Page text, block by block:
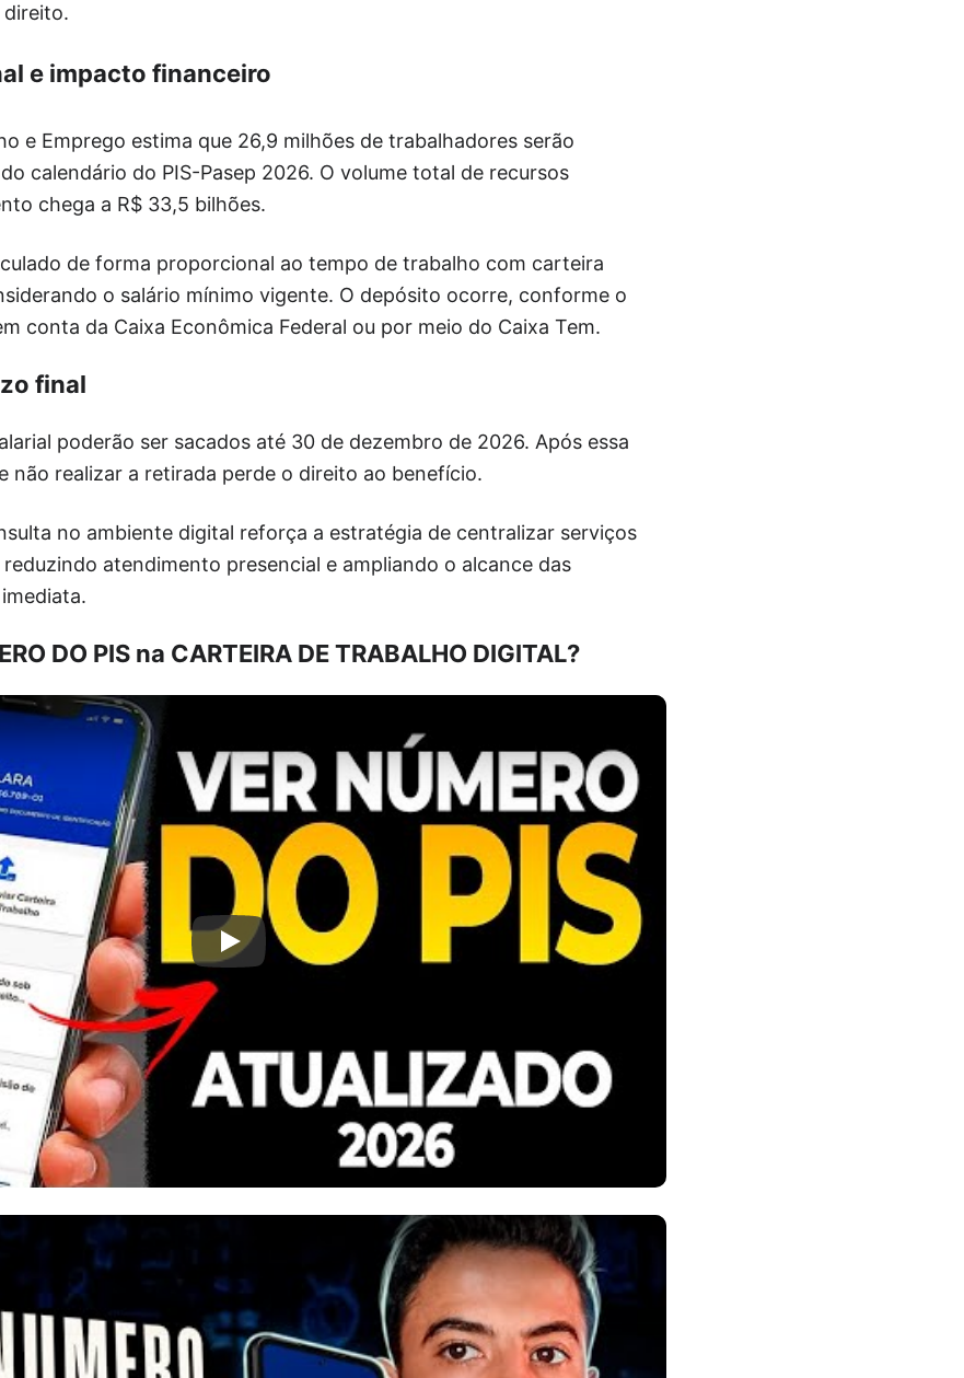
direito.
e impacto financeiro
e Emprego estima que 26,9 milhões de trabalhadores serão
calendário do PIS-Pasep 2026. O volume total de recursos
chega a R$ 33,5 bilhões.
de forma proporcional ao tempo de trabalho com carteira
o salário mínimo vigente. O depósito ocorre, conforme o
conta da Caixa Econômica Federal ou por meio do Caixa Tem.
final
poderão ser sacados até 30 de dezembro de 2026. Após essa
não realizar a retirada perde o direito ao benefício.
no ambiente digital reforça a estratégia de centralizar serviços
atendimento presencial e ampliando o alcance das
DO PIS na CARTEIRA DE TRABALHO DIGITAL?